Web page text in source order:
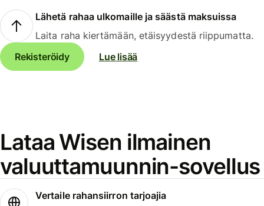
Lähetä rahaa ulkomaille ja säästä maksuissa
Laita raha kiertämään, etäisyydestä riippumatta.
Rekisteröidy
Lue lisää
Lataa Wisen ilmainen
valuuttamuunnin-sovellus
Vertaile rahansiirron tarjoajia